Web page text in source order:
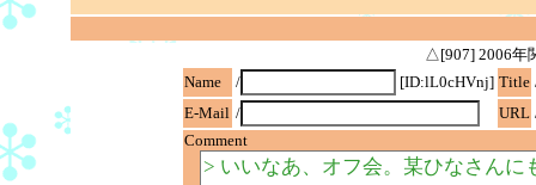
△[907] 2006年
Name
/ [ID:lL0cHVnj] Title
E-Mail / URL
Comment